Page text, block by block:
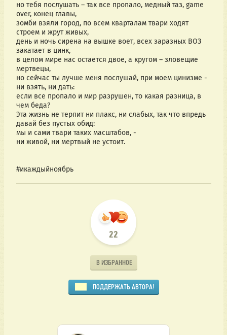
но тебя послушать – так все пропало, медный таз, game
over, конец главы,
зомби взяли город, по всем кварталам твари ходят
строем и жрут живых,
день и ночь сирена на вышке воет, всех заразных ВОЗ
закатает в цинк,
в целом мире нас остается двое, а кругом – зловещие
мертвецы,
но сейчас ты лучше меня послушай, при моем цинизме -
ни взять, ни дать:
если все пропало и мир разрушен, то какая разница, в
чем беда?
Эта жизнь не терпит ни плакс, ни слабых, так что впредь
давай без пустых обид:
мы и сами твари таких масштабов, -
ни живой, ни мертвый не устоит.
#икаждыйноябрь
22
В ИЗБРАННОЕ
ПОДДЕРЖАТЬ АВТОРА!